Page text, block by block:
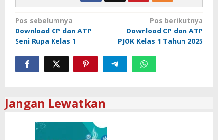
Navigasi
pos
Pos sebelumnya
Download CP dan ATP
Seni Rupa Kelas 1
Pos berikutnya
Download CP dan ATP
PJOK Kelas 1 Tahun 2025
Jangan Lewatkan